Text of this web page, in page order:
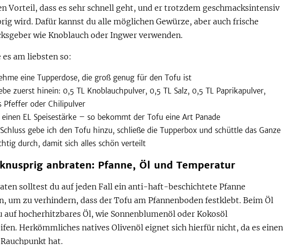
Vorteil, dass es sehr schnell geht, und er trotzdem geschmacksintensiv
wird. Dafür kannst du alle möglichen Gewürze, aber auch frische
wie Knoblauch oder Ingwer verwenden.
es am liebsten so:
eine Tupperdose, die groß genug für den Tofu ist
zuerst hinein: 0,5 TL Knoblauchpulver, 0,5 TL Salz, 0,5 TL Paprikapulver,
Pfeffer oder Chilipulver
einen EL Speisestärke – so bekommt der Tofu eine Art Panade
gebe ich den Tofu hinzu, schließe die Tupperbox und schüttle das Ganze
durch, damit sich alles schön verteilt
anbraten: Pfanne, Öl und Temperatur
solltest du auf jeden Fall ein anti-haft-beschichtete Pfanne
um zu verhindern, dass der Tofu am Pfannenboden festklebt. Beim Öl
auf hocherhitzbares Öl, wie Sonnenblumenöl oder Kokosöl
Herkömmliches natives Olivenöl eignet sich hierfür nicht, da es einen
hat.